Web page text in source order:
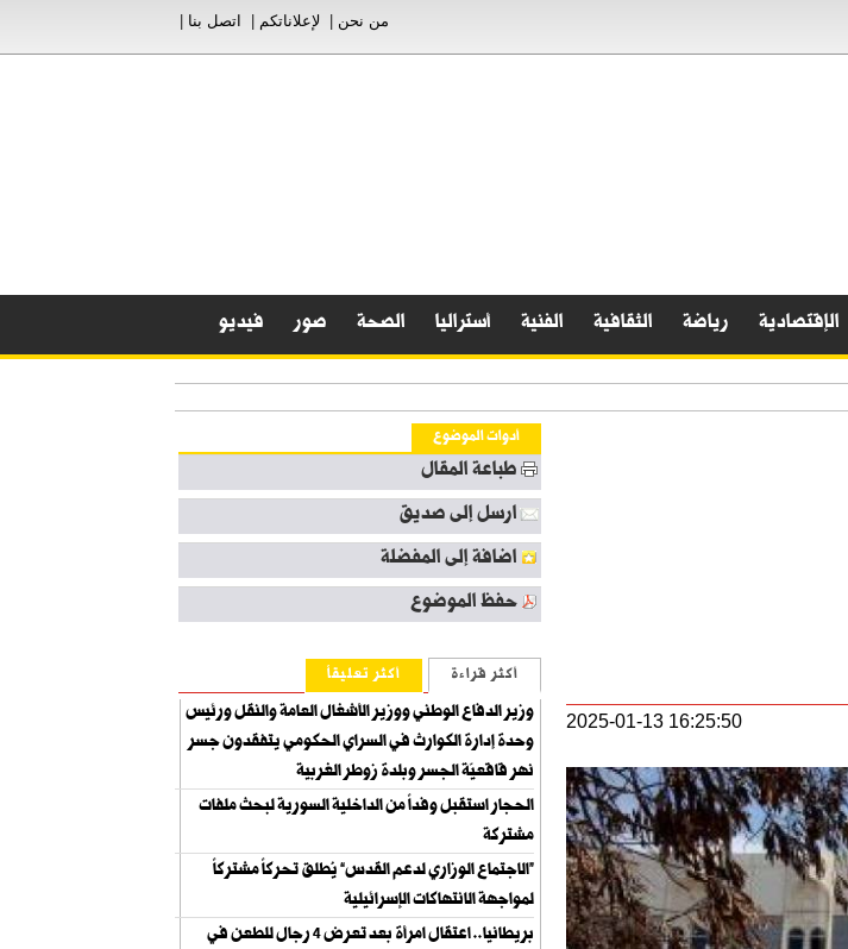
من نحن لإعلاناتكم اتصل بنا
الإقتصادية رياضة الثقافية الفنية أستراليا الصحة صور فيديو
2025-01-13 16:25:50
أدوات الموضوع
طباعة المقال
ارسل إلى صديق
اضافة إلى المفضلة
حفظ الموضوع
أكثر قراءة أكثر تعليقاً
وزير الدفاع الوطني ووزير الأشغال العامة والنقل ورئيس
وحدة إدارة الكوارث في السراي الحكومي يتفقدون جسر
نهر قاقعيّة الجسر وبلدة زوطر الغربية
الحجار استقبل وفداً من الداخلية السورية لبحث ملفات
مشتركة
“الاجتماع الوزاري لدعم القدس” يُطلق تحركاً مشتركاً
لمواجهة الانتهاكات الإسرائيلية
بريطانيا.. اعتقال امرأة بعد تعرض 4 رجال للطعن في